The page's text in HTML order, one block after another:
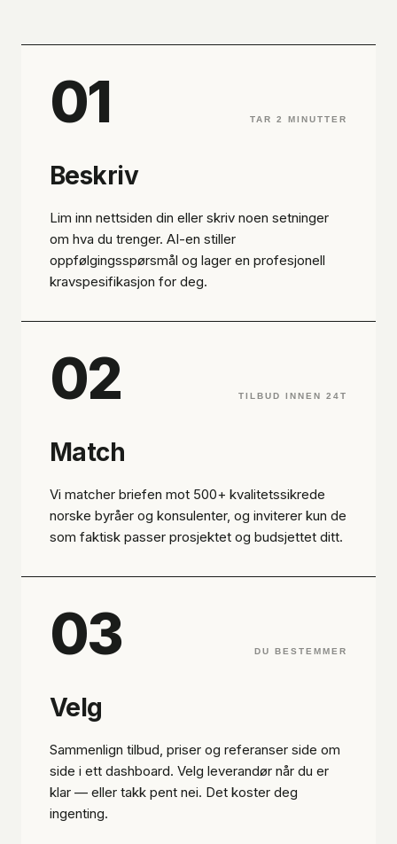
01 TAR 2 MINUTTER
Beskriv
Lim inn nettsiden din eller skriv noen setninger
om hva du trenger. AI-en stiller
oppfølgingsspørsmål og lager en profesjonell
kravspesifikasjon for deg.
02 TILBUD INNEN 24T
Match
Vi matcher briefen mot 500+ kvalitetssikrede
norske byråer og konsulenter, og inviterer kun de
som faktisk passer prosjektet og budsjettet ditt.
03 DU BESTEMMER
Velg
Sammenlign tilbud, priser og referanser side om
side i ett dashboard. Velg leverandør når du er
klar — eller takk pent nei. Det koster deg
ingenting.